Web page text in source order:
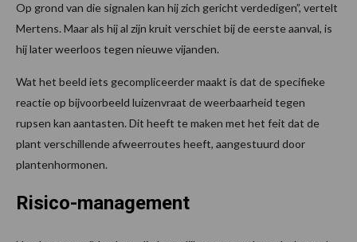
Op grond van die signalen kan hij zich gericht verdedigen”, vertelt
Mertens. Maar als hij al zijn kruit verschiet bij de eerste aanval, is
hij later weerloos tegen nieuwe vijanden.
Wat het beeld iets gecompliceerder maakt is dat de specifieke
reactie op bijvoorbeeld luizenvraat de weerbaarheid tegen
rupsen kan aantasten. Dit heeft te maken met het feit dat de
plant verschillende afweerroutes heeft, aangestuurd door
plantenhormonen.
Risico-management